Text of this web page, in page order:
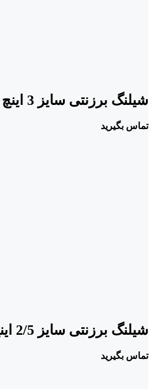
شیلنگ برزنتی سایز 3 اینچ برند اشباخ
تماس بگیرید
شیلنگ برزنتی سایز 2/5 اینچ برند اشباخ
تماس بگیرید